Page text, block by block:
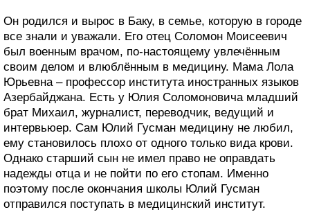
Он родился и вырос в Баку, в семье, которую в городе
все знали и уважали. Его отец Соломон Моисеевич
был военным врачом, по-настоящему увлечённым
своим делом и влюблённым в медицину. Мама Лола
Юрьевна – профессор института иностранных языков
Азербайджана. Есть у Юлия Соломоновича младший
брат Михаил, журналист, переводчик, ведущий и
интервьюер. Сам Юлий Гусман медицину не любил,
ему становилось плохо от одного только вида крови.
Однако старший сын не имел право не оправдать
надежды отца и не пойти по его стопам. Именно
поэтому после окончания школы Юлий Гусман
отправился поступать в медицинский институт.